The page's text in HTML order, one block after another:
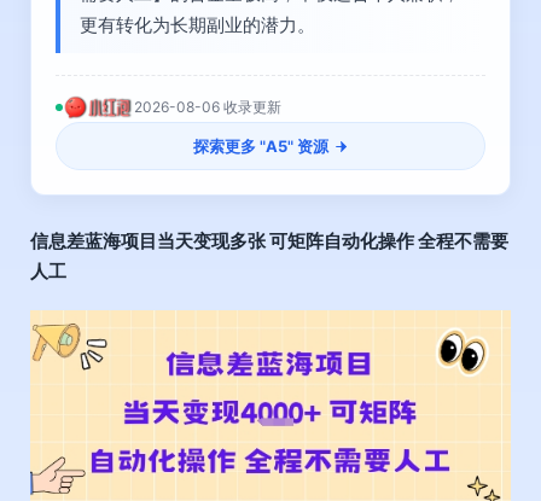
更有转化为长期副业的潜力。
2026-08-06 收录更新
探索更多 "A5" 资源
信息差蓝海项目当天变现多张 可矩阵自动化操作 全程不需要
人工